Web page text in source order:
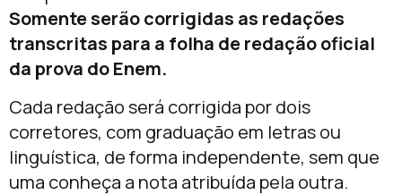
Somente serão corrigidas as redações
transcritas para a folha de redação oficial
da prova do Enem.
Cada redação será corrigida por dois
corretores, com graduação em letras ou
linguística, de forma independente, sem que
uma conheça a nota atribuída pela outra.